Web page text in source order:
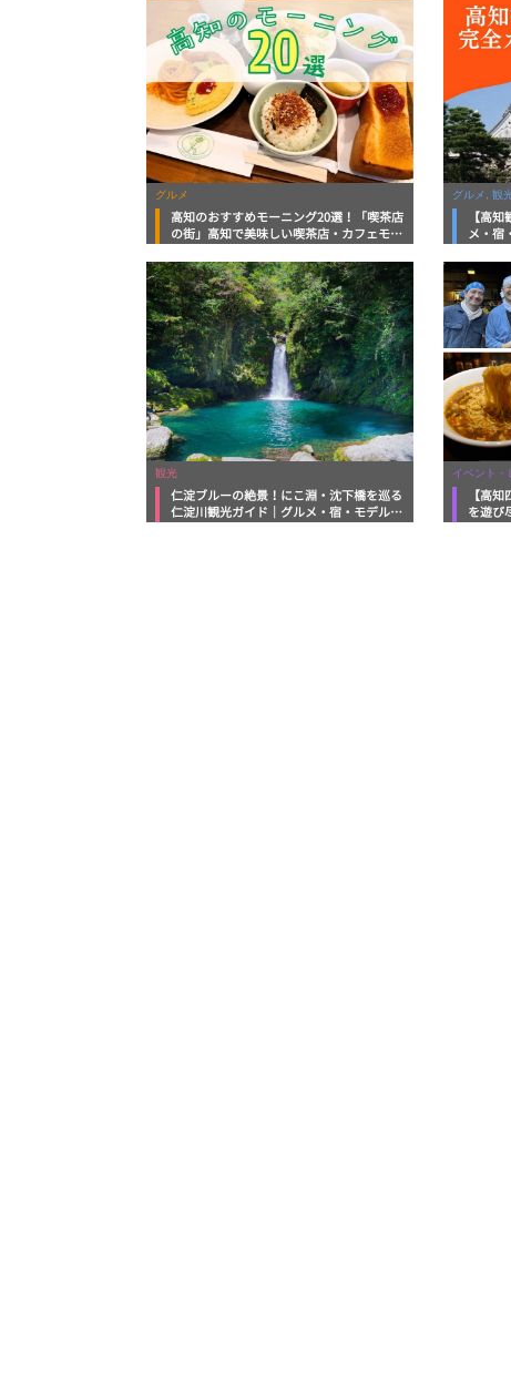
グルメ
高知のおすすめモーニング20選！「喫茶店
の街」高知で美味しい喫茶店・カフェモー
グルメ, 観
【高
メ・宿
観光
仁淀ブルーの絶景！にこ淵・沈下橋を巡る
仁淀川観光ガイド｜グルメ・宿・モデルコ
イベント
【高
を遊び